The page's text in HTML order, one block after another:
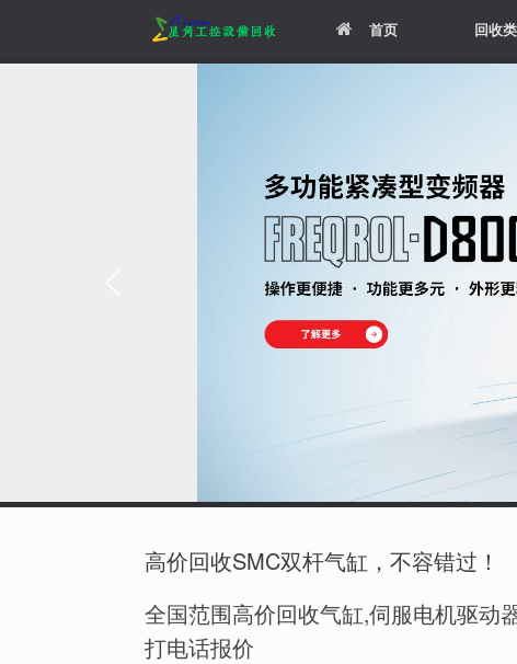
首页 回收
高价回收SMC双杆气缸，不容错过！
全国范围高价回收气缸,伺服电机驱动
打电话报价